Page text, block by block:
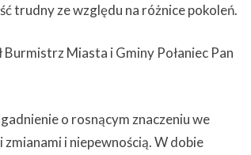
trudny ze względu na różnice pokoleń.
Miasta i Gminy Połaniec Pan
o rosnącym znaczeniu we
i niepewnością. W dobie